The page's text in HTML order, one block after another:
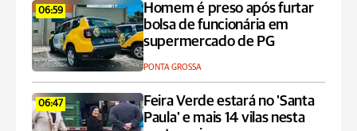
06:59
Homem é preso após furtar
bolsa de funcionária em
supermercado de PG
PONTA GROSSA
06:47
Feira Verde estará no 'Santa
Paula' e mais 14 vilas nesta